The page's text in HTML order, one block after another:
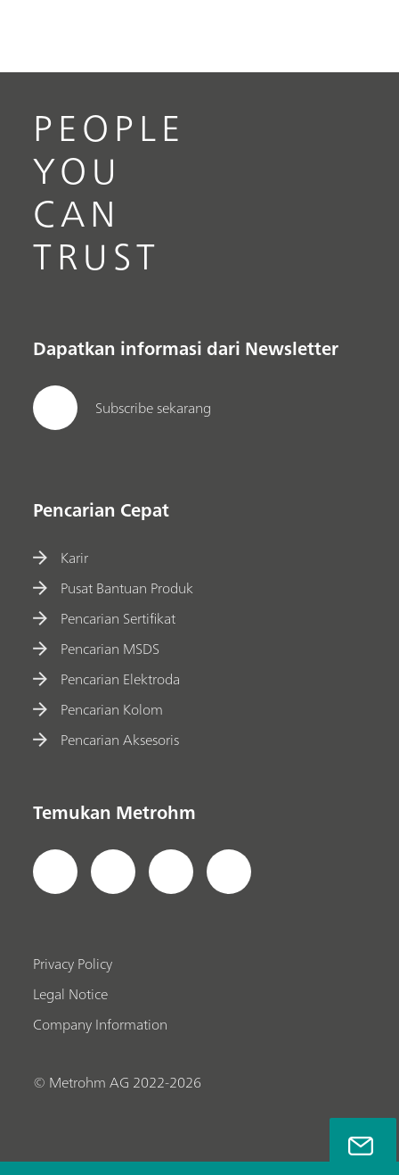
PEOPLE
YOU
CAN
TRUST
Dapatkan informasi dari Newsletter
Subscribe sekarang
Pencarian Cepat
Karir
Pusat Bantuan Produk
Pencarian Sertifikat
Pencarian MSDS
Pencarian Elektroda
Pencarian Kolom
Pencarian Aksesoris
Temukan Metrohm
Privacy Policy
Legal Notice
Company Information
© Metrohm AG 2022-2026